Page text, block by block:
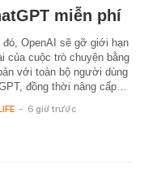
miễn phí
đó, OpenAI sẽ gỡ giới hạn
của cuộc trò chuyện bằng
với toàn bộ người dùng
đồng thời nâng cấp…
- 6 giờ trước